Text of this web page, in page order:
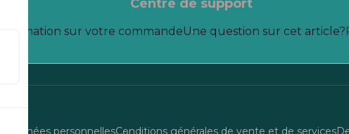
centre de support
Information sur votre commandeUne question sur cet article?
Données personnellesConditions générales de vente et de services